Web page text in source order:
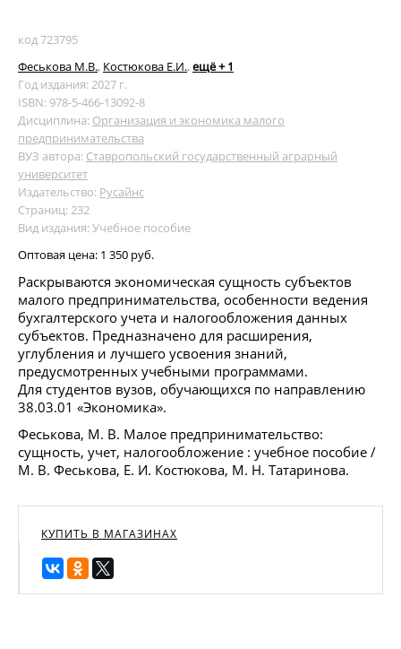
код 723795
Феськова М.В., Костюкова Е.И., ещё + 1
Год издания: 2027 г.
ISBN: 978-5-466-13092-8
Дисциплина: Организация и экономика малого
предпринимательства
ВУЗ автора: Ставропольский государственный аграрный
университет
Издательство: Русайнс
Страниц: 232
Вид издания: Учебное пособие
Оптовая цена: 1 350 руб.
Раскрываются экономическая сущность субъектов
малого предпринимательства, особенности ведения
бухгалтерского учета и налогообложения данных
субъектов. Предназначено для расширения,
углубления и лучшего усвоения знаний,
предусмотренных учебными программами.
Для студентов вузов, обучающихся по направлению
38.03.01 «Экономика».
Феськова, М. В. Малое предпринимательство:
сущность, учет, налогообложение : учебное пособие /
М. В. Феськова, Е. И. Костюкова, М. Н. Татаринова.
КУПИТЬ В МАГАЗИНАХ